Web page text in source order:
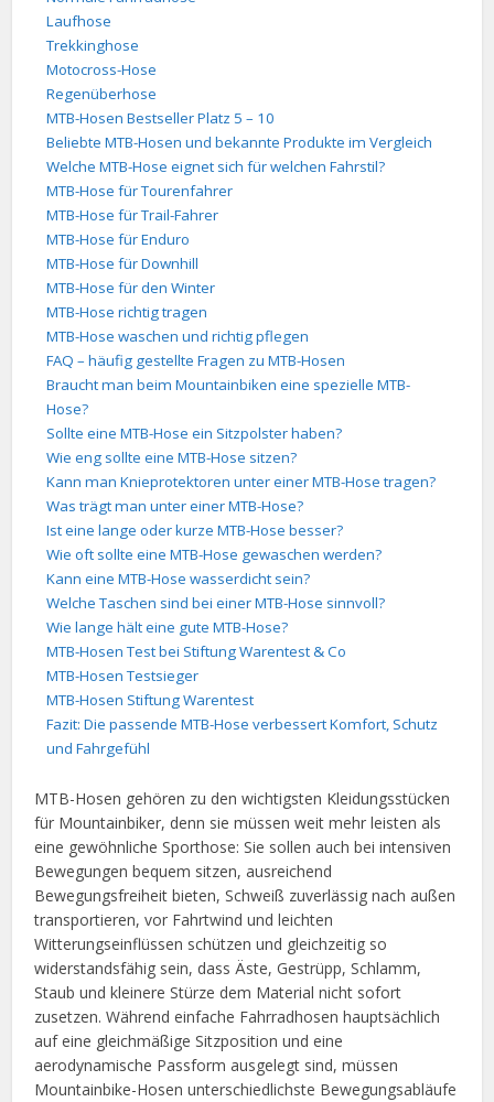
Laufhose
Trekkinghose
Motocross-Hose
Regenüberhose
MTB-Hosen Bestseller Platz 5 – 10
Beliebte MTB-Hosen und bekannte Produkte im Vergleich
Welche MTB-Hose eignet sich für welchen Fahrstil?
MTB-Hose für Tourenfahrer
MTB-Hose für Trail-Fahrer
MTB-Hose für Enduro
MTB-Hose für Downhill
MTB-Hose für den Winter
MTB-Hose richtig tragen
MTB-Hose waschen und richtig pflegen
FAQ – häufig gestellte Fragen zu MTB-Hosen
Braucht man beim Mountainbiken eine spezielle MTB-
Hose?
Sollte eine MTB-Hose ein Sitzpolster haben?
Wie eng sollte eine MTB-Hose sitzen?
Kann man Knieprotektoren unter einer MTB-Hose tragen?
Was trägt man unter einer MTB-Hose?
Ist eine lange oder kurze MTB-Hose besser?
Wie oft sollte eine MTB-Hose gewaschen werden?
Kann eine MTB-Hose wasserdicht sein?
Welche Taschen sind bei einer MTB-Hose sinnvoll?
Wie lange hält eine gute MTB-Hose?
MTB-Hosen Test bei Stiftung Warentest & Co
MTB-Hosen Testsieger
MTB-Hosen Stiftung Warentest
Fazit: Die passende MTB-Hose verbessert Komfort, Schutz
und Fahrgefühl
MTB-Hosen gehören zu den wichtigsten Kleidungsstücken
für Mountainbiker, denn sie müssen weit mehr leisten als
eine gewöhnliche Sporthose: Sie sollen auch bei intensiven
Bewegungen bequem sitzen, ausreichend
Bewegungsfreiheit bieten, Schweiß zuverlässig nach außen
transportieren, vor Fahrtwind und leichten
Witterungseinflüssen schützen und gleichzeitig so
widerstandsfähig sein, dass Äste, Gestrüpp, Schlamm,
Staub und kleinere Stürze dem Material nicht sofort
zusetzen. Während einfache Fahrradhosen hauptsächlich
auf eine gleichmäßige Sitzposition und eine
aerodynamische Passform ausgelegt sind, müssen
Mountainbike-Hosen unterschiedlichste Bewegungsabläufe